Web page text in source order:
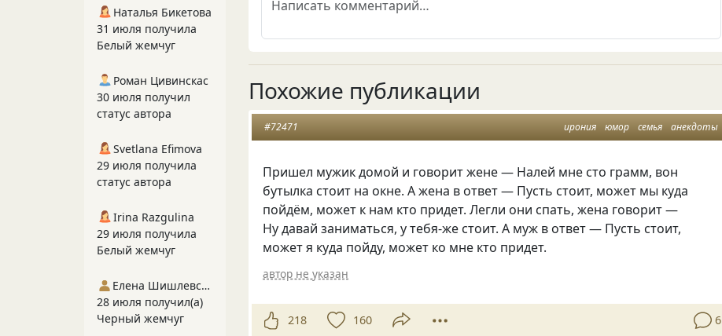
Похожие публикации
ирония юмор семья анекдоты
#72471
Пришел мужик домой и говорит жене — Налей мне сто грамм, вон
бутылка стоит на окне. А жена в ответ — Пусть стоит, может мы куда
пойдём, может к нам кто придет. Легли они спать, жена говорит —
Ну давай заниматься, у тебя-же стоит. А муж в ответ — Пусть стоит,
может я куда пойду, может ко мне кто придет.
автор не указан
218 160 6
Наталья Бикетова
31 июля получила
Белый жемчуг
Роман Цивинскас
30 июля получил
статус автора
Svetlana Efimova
29 июля получила
статус автора
Irina Razgulina
29 июля получила
Белый жемчуг
Елена Шишлевская
28 июля получил(а)
Черный жемчуг